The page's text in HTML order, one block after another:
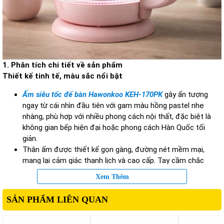
1. Phân tích chi tiết về sản phẩm
Thiết kế tinh tế, màu sắc nổi bật
Ấm siêu tốc để bàn Hawonkoo KEH-170PKgây ấn tượng
ngay từ cái nhìn đầu tiên với gam màu hồng pastel nhẹ
nhàng, phù hợp với nhiều phong cách nội thất, đặc biệt là
không gian bếp hiện đại hoặc phong cách Hàn Quốc tối
giản.
Thân ấm được thiết kế gọn gàng, đường nét mềm mại,
mang lại cảm giác thanh lịch và cao cấp. Tay cầm chắc
chắn, chống trơn trượt giúp người dùng dễ dàng thao tác, kể
cả khi tay ướt.
Dung tích phù hợp cho gia đình
Xem Thêm
SẢN PHẨM LIÊN QUAN